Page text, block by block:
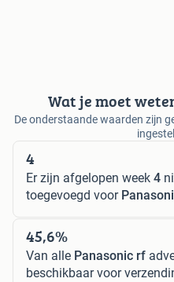
Wat je moet
De onderstaande waarden zijn
4
Er zijn afgelopen week 4
toegevoegd voor
45,6%
Van alle Panasonic rf
beschikbaar voor